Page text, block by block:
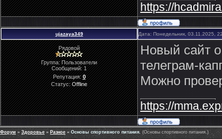
https://
ujazaya349 Дата: Понедельник, 03.11.2025,
Рядовой
Группа: Пользователи
Сообщений:1
Репутация:0
Статус:Offline
Новый сайт о
телеграм-
Можно
https://
Форум » Здоровье » Разное » Основы спортивного питания. (Основы спортивного питания.)